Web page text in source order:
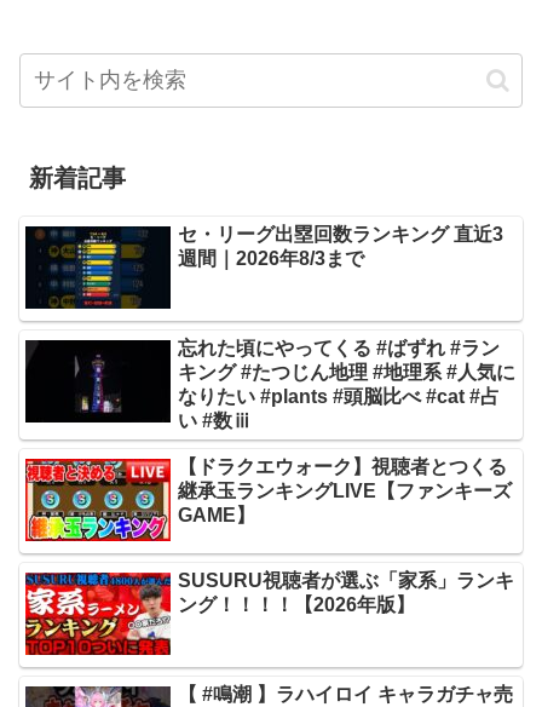
新着記事
セ・リーグ出塁回数ランキング 直近3
週間｜2026年8/3まで
忘れた頃にやってくる #ばずれ #ラン
キング #たつじん地理 #地理系 #人気に
なりたい #plants #頭脳比べ #cat #占
い #数ⅲ
【ドラクエウォーク】視聴者とつくる
継承玉ランキングLIVE【ファンキーズ
GAME】
SUSURU視聴者が選ぶ「家系」ランキ
ング！！！！【2026年版】
【 #鳴潮 】ラハイロイ キャラガチャ売